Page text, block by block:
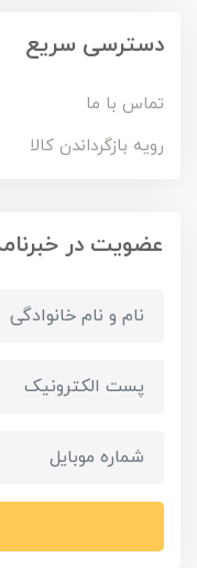
دسترسی سریع
تماس با ما
رویه بازگرداندن کالا
عضویت در